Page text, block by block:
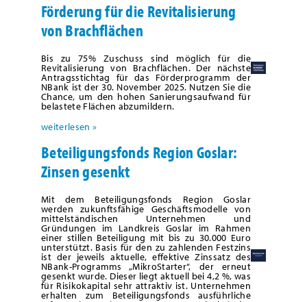
Förderung für die Revitalisierung
von Brachflächen
Bis zu 75% Zuschuss sind möglich für die
Revitalisierung von Brachflächen. Der nächste
Antragsstichtag für das Förderprogramm der
NBank ist der 30. November 2025. Nutzen Sie die
Chance, um den hohen Sanierungsaufwand für
belastete Flächen abzumildern.
weiterlesen »
Beteiligungsfonds Region Goslar:
Zinsen gesenkt
Mit dem Beteiligungsfonds Region Goslar
werden zukunftsfähige Geschäftsmodelle von
mittelständischen Unternehmen und
Gründungen im Landkreis Goslar im Rahmen
einer stillen Beteiligung mit bis zu 30.000 Euro
unterstützt. Basis für den zu zahlenden Festzins
ist der jeweils aktuelle, effektive Zinssatz des
NBank-Programms „MikroStarter“, der erneut
gesenkt wurde. Dieser liegt aktuell bei 4,2 %, was
für Risikokapital sehr attraktiv ist. Unternehmen
erhalten zum Beteiligungsfonds ausführliche